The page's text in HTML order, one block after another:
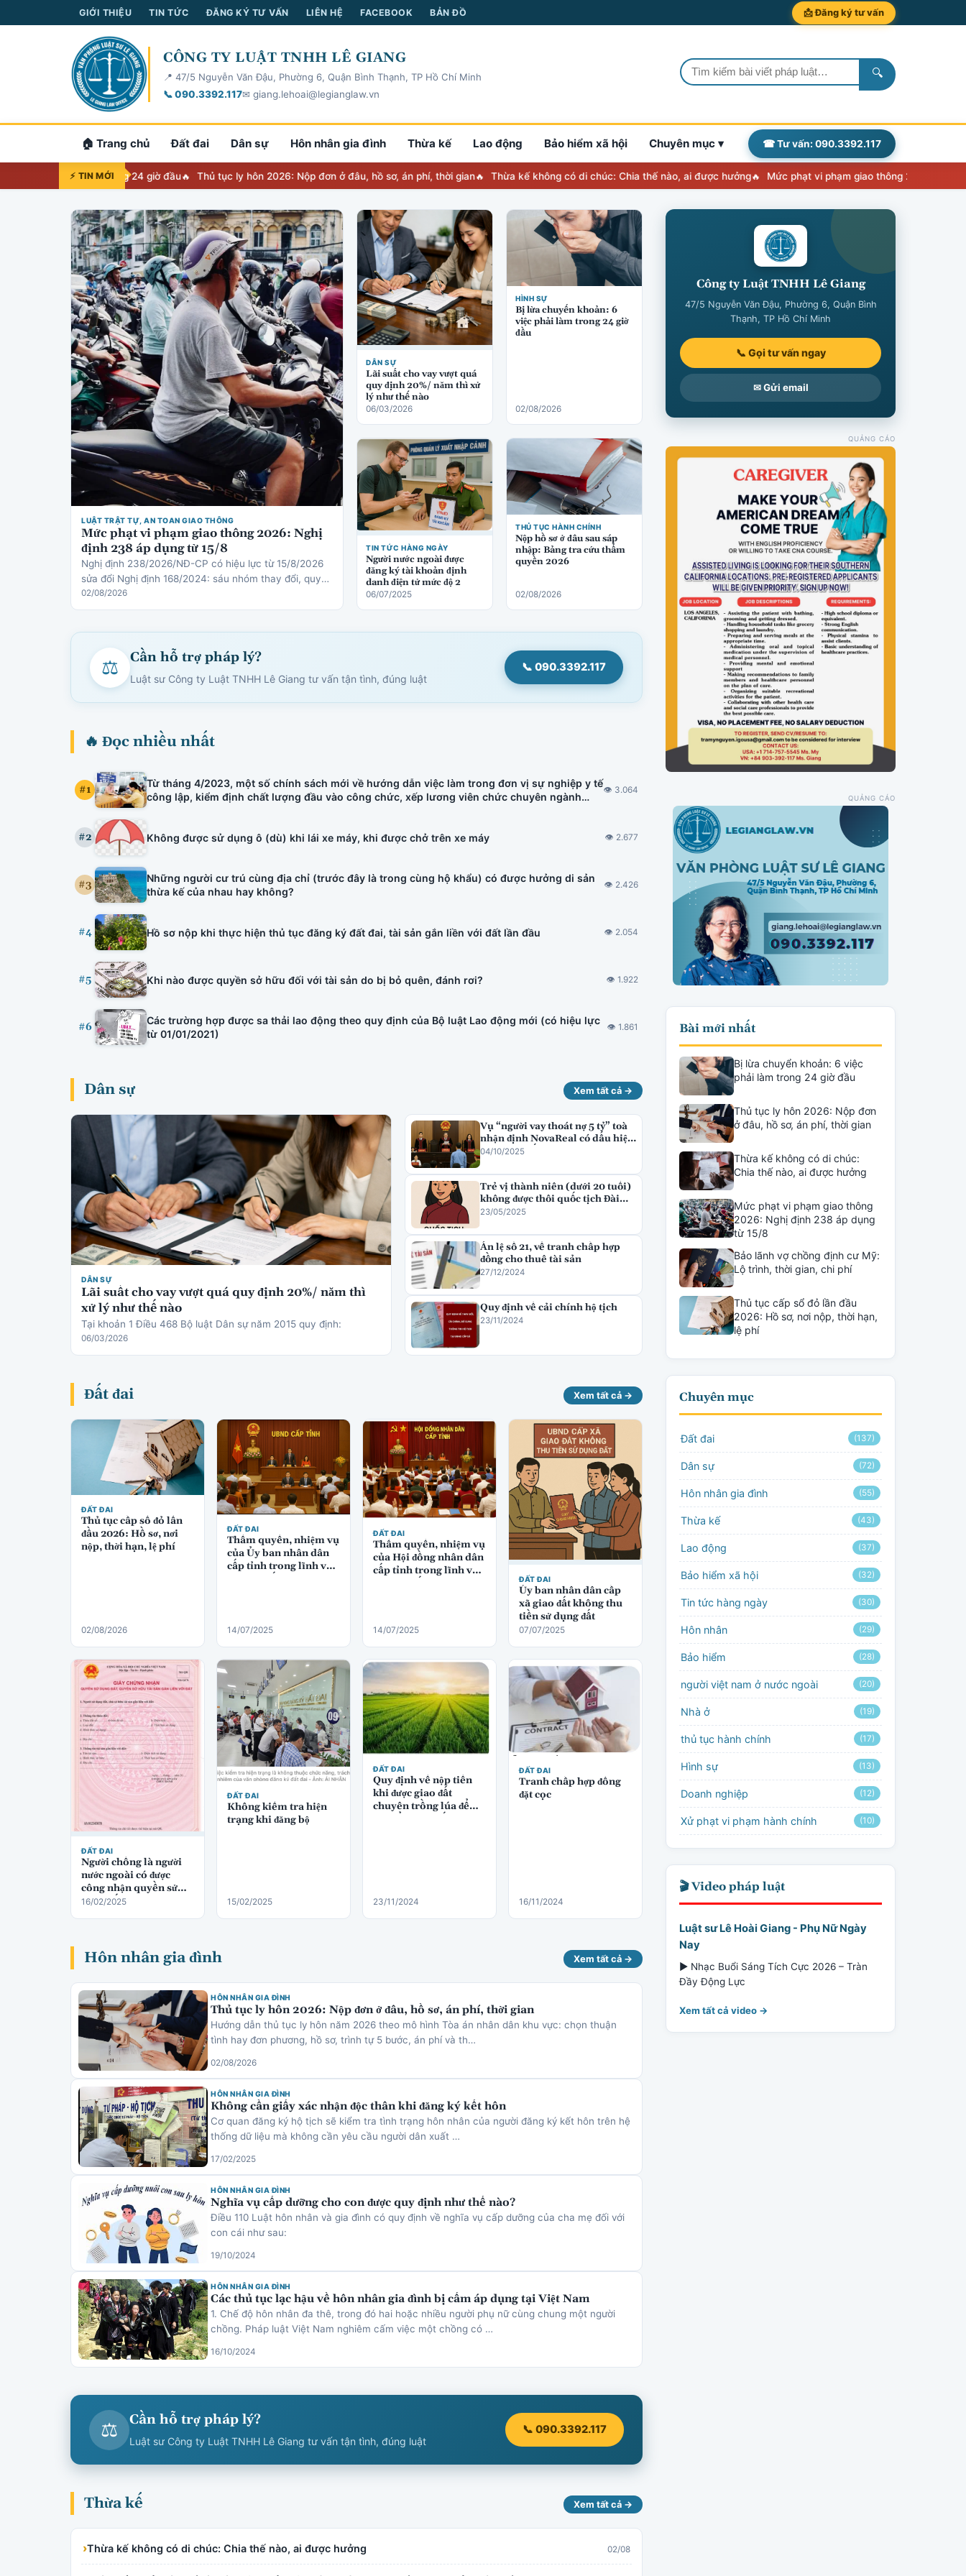
GIỚI THIỆU TIN TỨC ĐĂNG KÝ TƯ VẤN LIÊN HỆ FACEBOOK BẢN ĐỒ 📩 Đăng ký tư vấn
CÔNG TY LUẬT TNHH LÊ GIANG
📍 47/5 Nguyễn Văn Đậu, Phường 6, Quận Bình Thạnh, TP Hồ Chí Minh
📞 090.3392.117✉ giang.lehoai@legianglaw.vn
🔍
🏠 Trang chủ Đất đai Dân sự Hôn nhân gia đình Thừa kế Lao động Bảo hiểm xã hội Chuyên mục ▾ ☎ Tư vấn: 090.3392.117
⚡ TIN MỚI
phải làm trong 24 giờ đầu Thủ tục ly hôn 2026: Nộp đơn ở đâu, hồ sơ, án phí, thời gian Thừa kế không có di chúc: Chia thế nào, ai được hưởng Mức phạt vi phạm giao thông 2026: Nghị định 238
LUẬT TRẬT TỰ, AN TOAN GIAO THÔNG
Mức phạt vi phạm giao thông 2026: Nghị
định 238 áp dụng từ 15/8
Nghị định 238/2026/NĐ-CP có hiệu lực từ 15/8/2026
sửa đổi Nghị định 168/2024: sáu nhóm thay đổi, quy
định mới về thiết bị an toàn cho trẻ em, cơ chế trừ
điểm gi…
02/08/2026
DÂN SỰ
Lãi suất cho vay vượt quá
quy định 20%/ năm thì xử
lý như thế nào
06/03/2026
HÌNH SỰ
Bị lừa chuyển khoản: 6
việc phải làm trong 24 giờ
đầu
02/08/2026
TIN TỨC HÀNG NGÀY
Người nước ngoài được
đăng ký tài khoản định
danh điện tử mức độ 2
06/07/2025
THỦ TỤC HÀNH CHÍNH
Nộp hồ sơ ở đâu sau sáp
nhập: Bảng tra cứu thẩm
quyền 2026
02/08/2026
⚖ Cần hỗ trợ pháp lý?
Luật sư Công ty Luật TNHH Lê Giang tư vấn tận tình, đúng luật
📞 090.3392.117
🔥 Đọc nhiều nhất
#1
Từ tháng 4/2023, một số chính sách mới về hướng dẫn việc làm trong đơn vị sự nghiệp y tế
công lập, kiểm định chất lượng đầu vào công chức, xếp lương viên chức chuyên ngành
👁 3.064
#2 Không được sử dụng ô (dù) khi lái xe máy, khi được chở trên xe máy 👁 2.677
#3
Những người cư trú cùng địa chỉ (trước đây là trong cùng hộ khẩu) có được hưởng di sản
thừa kế của nhau hay không?
👁 2.426
#4 Hồ sơ nộp khi thực hiện thủ tục đăng ký đất đai, tài sản gắn liền với đất lần đầu 👁 2.054
#5 Khi nào được quyền sở hữu đối với tài sản do bị bỏ quên, đánh rơi? 👁 1.922
#6
Các trường hợp được sa thải lao động theo quy định của Bộ luật Lao động mới (có hiệu lực
từ 01/01/2021)
👁 1.861
Dân sự Xem tất cả →
DÂN SỰ
Lãi suất cho vay vượt quá quy định 20%/ năm thì
xử lý như thế nào
Tại khoản 1 Điều 468 Bộ luật Dân sự năm 2015 quy định:
06/03/2026
Vụ “người vay thoát nợ 5 tỷ” toà
nhận định NovaReal có dấu hiệu
lừa đảo chiếm đoạt tài sản
04/10/2025
Trẻ vị thành niên (dưới 20 tuổi)
không được thôi quốc tịch Đài
Loan
23/05/2025
Án lệ số 21, về tranh chấp hợp
đồng cho thuê tài sản
27/12/2024
Quy định về cải chính hộ tịch
23/11/2024
Đất đai Xem tất cả →
ĐẤT ĐAI
Thủ tục cấp sổ đỏ lần
đầu 2026: Hồ sơ, nơi
nộp, thời hạn, lệ phí
02/08/2026
ĐẤT ĐAI
Thẩm quyền, nhiệm vụ
của Ủy ban nhân dân
cấp tỉnh trong lĩnh vực
14/07/2025
ĐẤT ĐAI
Thẩm quyền, nhiệm vụ
của Hội đồng nhân dân
cấp tỉnh trong lĩnh vực
14/07/2025
ĐẤT ĐAI
Ủy ban nhân dân cấp
xã giao đất không thu
tiền sử dụng đất
07/07/2025
ĐẤT ĐAI
Người chồng là người
nước ngoài có được
công nhận quyền sử
dụng đất không?
16/02/2025
ĐẤT ĐAI
Không kiểm tra hiện
trạng khi đăng bộ
15/02/2025
ĐẤT ĐAI
Quy định về nộp tiền
khi được giao đất
chuyên trồng lúa để
23/11/2024
ĐẤT ĐAI
Tranh chấp hợp đồng
đặt cọc
16/11/2024
Hôn nhân gia đình Xem tất cả →
HÔN NHÂN GIA ĐÌNH
Thủ tục ly hôn 2026: Nộp đơn ở đâu, hồ sơ, án phí, thời gian
Hướng dẫn thủ tục ly hôn năm 2026 theo mô hình Tòa án nhân dân khu vực: chọn thuận
tình hay đơn phương, hồ sơ, trình tự 5 bước, án phí và th…
02/08/2026
HÔN NHÂN GIA ĐÌNH
Không cần giấy xác nhận độc thân khi đăng ký kết hôn
Cơ quan đăng ký hộ tịch sẽ kiểm tra tình trạng hôn nhân của người đăng ký kết hôn trên hệ
thống dữ liệu mà không cần yêu cầu người dân xuất …
17/02/2025
HÔN NHÂN GIA ĐÌNH
Nghĩa vụ cấp dưỡng cho con được quy định như thế nào?
Điều 110 Luật hôn nhân và gia đình có quy định về nghĩa vụ cấp dưỡng của cha mẹ đối với
con cái như sau:
19/10/2024
HÔN NHÂN GIA ĐÌNH
Các thủ tục lạc hậu về hôn nhân gia đình bị cấm áp dụng tại Việt Nam
1. Chế độ hôn nhân đa thê, trong đó hai hoặc nhiều người phụ nữ cùng chung một người
chồng. Pháp luật Việt Nam nghiêm cấm việc một chồng có …
16/10/2024
⚖ Cần hỗ trợ pháp lý?
Luật sư Công ty Luật TNHH Lê Giang tư vấn tận tình, đúng luật
📞 090.3392.117
Thừa kế Xem tất cả →
›Thừa kế không có di chúc: Chia thế nào, ai được hưởng 02/08
Công ty Luật TNHH Lê Giang
47/5 Nguyễn Văn Đậu, Phường 6, Quận Bình
Thạnh, TP Hồ Chí Minh
📞 Gọi tư vấn ngay
✉ Gửi email
QUẢNG CÁO
QUẢNG CÁO
Bài mới nhất
Bị lừa chuyển khoản: 6 việc
phải làm trong 24 giờ đầu
Thủ tục ly hôn 2026: Nộp đơn
ở đâu, hồ sơ, án phí, thời gian
Thừa kế không có di chúc:
Chia thế nào, ai được hưởng
Mức phạt vi phạm giao thông
2026: Nghị định 238 áp dụng
từ 15/8
Bảo lãnh vợ chồng định cư Mỹ:
Lộ trình, thời gian, chi phí
Thủ tục cấp sổ đỏ lần đầu
2026: Hồ sơ, nơi nộp, thời hạn,
lệ phí
Chuyên mục
Đất đai (137)
Dân sự (72)
Hôn nhân gia đình (55)
Thừa kế (43)
Lao động (37)
Bảo hiểm xã hội (32)
Tin tức hàng ngày (30)
Hôn nhân (29)
Bảo hiểm (28)
người việt nam ở nước ngoài (20)
Nhà ở (19)
thủ tục hành chính (17)
Hình sự (13)
Doanh nghiệp (12)
Xử phạt vi phạm hành chính (10)
🎬 Video pháp luật
Luật sư Lê Hoài Giang - Phụ Nữ Ngày
Nay
▶ Nhạc Buổi Sáng Tích Cực 2026 – Tràn
Đầy Động Lực
Xem tất cả video →